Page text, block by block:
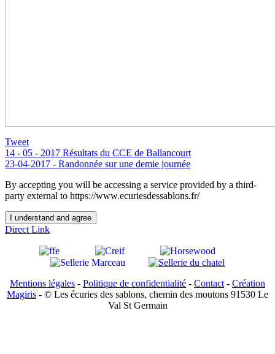
Tweet
14 - 05 - 2017 Résultats du CCE de Ballancourt
23-04-2017 - Randonnée sur une demie journée
By accepting you will be accessing a service provided by a third-
party external to https://www.ecuriesdessablons.fr/
I understand and agree
Direct Link
Mentions légales - Politique de confidentialité - Contact - Création
Magiris - © Les écuries des sablons, chemin des moutons 91530 Le
Val St Germain